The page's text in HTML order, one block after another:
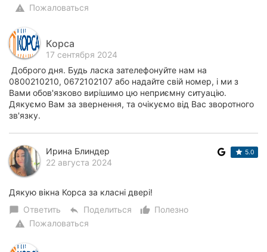
warning Пожаловаться
Корса
17 сентября 2024
Доброго дня. Будь ласка зателефонуйте нам на
0800210210, 0672102107 або надайте свій номер, і ми з
Вами обов'язково вирішимо цю неприємну ситуацію.
Дякуємо Вам за звернення, та очікуємо від Вас зворотного
зв'язку.
Ирина Блиндер
22 августа 2024
5.0
Дякую вікна Корса за класні двері!
chat_bubble Ответить reply Поделиться thumb_up_alt
Полезно
warning Пожаловаться